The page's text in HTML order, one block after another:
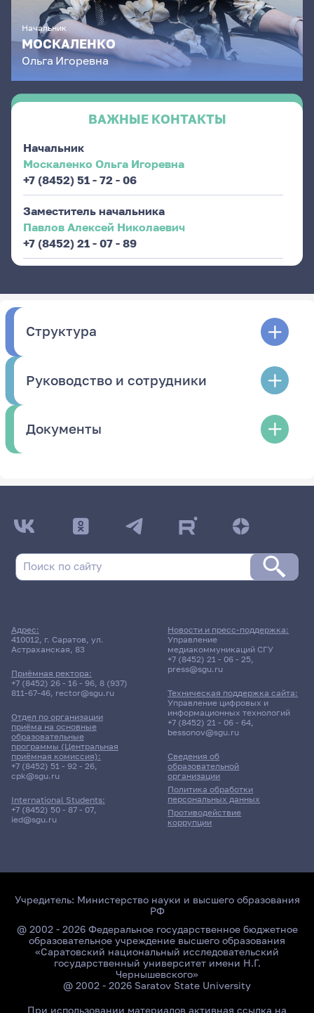
Начальник
МОСКАЛЕНКО
ОльгаИгоревна
ВАЖНЫЕ КОНТАКТЫ
Начальник
Москаленко Ольга Игоревна
+7 (8452) 51 - 72 - 06
Заместитель начальника
Павлов Алексей Николаевич
+7 (8452) 21 - 07 - 89
Структура
Руководство и сотрудники
Документы
Адрес:
410012, г. Саратов, ул.
Астраханская, 83
Приёмная ректора:
+7 (8452) 26 - 16 - 96, 8 (937)
811-67-46, rector@sgu.ru
Отдел по организации
приёма на основные
образовательные
программы (Центральная
приёмная комиссия):
+7 (8452) 51 - 92 - 26,
cpk@sgu.ru
International Students:
+7 (8452) 50 - 87 - 07,
ied@sgu.ru
Сведения об
образовательной
организации
Политика обработки
персональных данных
Противодействие
коррупции
Новости и пресс-поддержка:
Управление
медиакоммуникаций СГУ
+7 (8452) 21 - 06 - 25,
press@sgu.ru
Техническая поддержка сайта:
Управление цифровых и
информационных технологий
+7 (8452) 21 - 06 - 64,
bessonov@sgu.ru
Учредитель: Министерство науки и высшего образования
РФ
@ 2002 - 2026 Федеральное государственное бюджетное
образовательное учреждение высшего образования
«Саратовский национальный исследовательский
государственный университет имени Н.Г.
Чернышевского»
@ 2002 - 2026 Saratov State University
При использовании материалов активная ссылка на